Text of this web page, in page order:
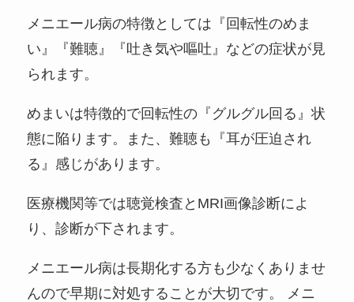
メニエール病の特徴としては『回転性のめま
い』『難聴』『吐き気や嘔吐』などの症状が見
られます。
めまいは特徴的で回転性の『グルグル回る』状
態に陥ります。また、難聴も『耳が圧迫され
る』感じがあります。
医療機関等では聴覚検査とMRI画像診断によ
り、診断が下されます。
メニエール病は長期化する方も少なくありませ
んので早期に対処することが大切です。 メニ